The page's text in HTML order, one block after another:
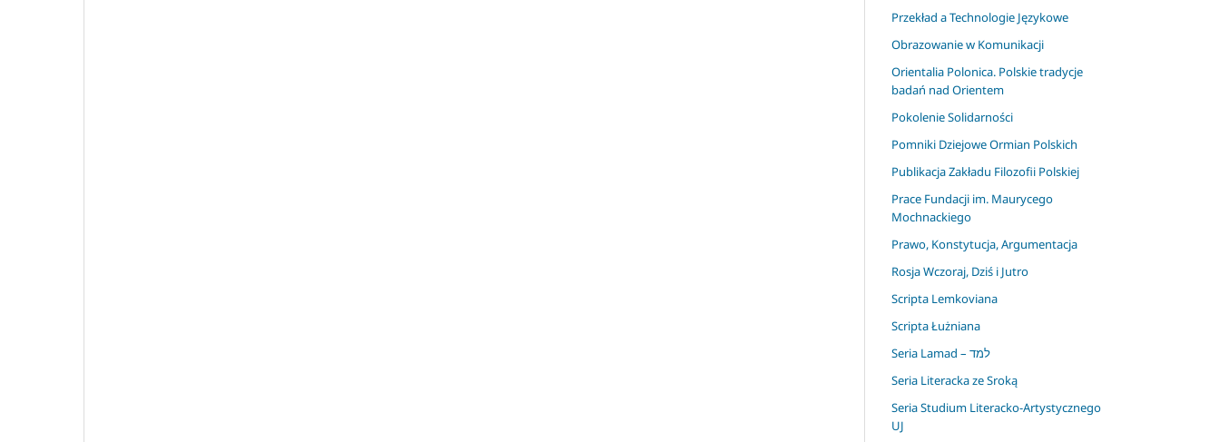
Przekład a Technologie Językowe
Obrazowanie w Komunikacji
Orientalia Polonica. Polskie tradycje
badań nad Orientem
Pokolenie Solidarności
Pomniki Dziejowe Ormian Polskich
Publikacja Zakładu Filozofii Polskiej
Prace Fundacji im. Maurycego
Mochnackiego
Prawo, Konstytucja, Argumentacja
Rosja Wczoraj, Dziś i Jutro
Scripta Lemkoviana
Scripta Łużniana
Seria Lamad – למד
Seria Literacka ze Sroką
Seria Studium Literacko-Artystycznego
UJ